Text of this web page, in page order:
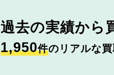
過去の実績から
1,950件のリアルな買